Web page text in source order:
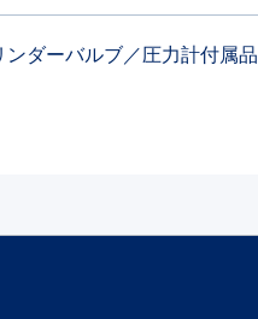
ダーバルブ／圧力計付属